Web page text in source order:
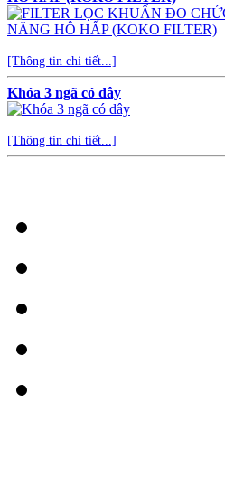
[Thông tin chi tiết...]
Khóa 3 ngã có dây
[Thông tin chi tiết...]